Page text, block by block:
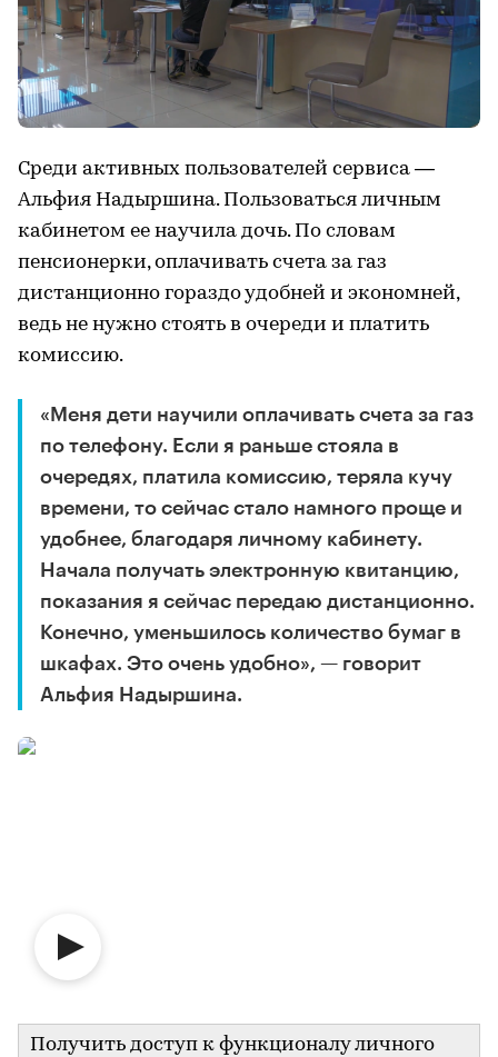
Среди активных пользователей сервиса —
Альфия Надыршина. Пользоваться личным
кабинетом ее научила дочь. По словам
пенсионерки, оплачивать счета за газ
дистанционно гораздо удобней и экономней,
ведь не нужно стоять в очереди и платить
комиссию.
«Меня дети научили оплачивать счета за газ
по телефону. Если я раньше стояла в
очередях, платила комиссию, теряла кучу
времени, то сейчас стало намного проще и
удобнее, благодаря личному кабинету.
Начала получать электронную квитанцию,
показания я сейчас передаю дистанционно.
Конечно, уменьшилось количество бумаг в
шкафах. Это очень удобно», — говорит
Альфия Надыршина.
Получить доступ к функционалу личного